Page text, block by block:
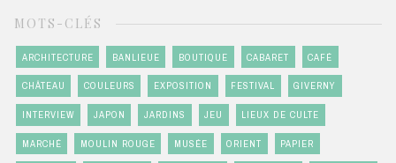
MOTS-CLÉS
ARCHITECTURE BANLIEUE BOUTIQUE CABARET CAFÉ
CHÂTEAU COULEURS EXPOSITION FESTIVAL GIVERNY
INTERVIEW JAPON JARDINS JEU LIEUX DE CULTE
MARCHÉ MOULIN ROUGE MUSÉE ORIENT PAPIER